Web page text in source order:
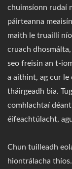
chuimsíonn rudaí
páirteanna
maith le truaillí
cruach
seo freisin an t-
a aithint, ag cur le
tháirgeadh bia.
comhlachtaí
éifeachtúlacht,
Chun tuilleadh
hiontrálacha thíos.